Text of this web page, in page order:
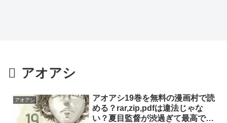
アオアシ
アオアシ
アオアシ19巻を無料の漫画村で読
める？rar,zip,pdfは違法じゃな
い？夏目監督が渋過ぎて最高でし